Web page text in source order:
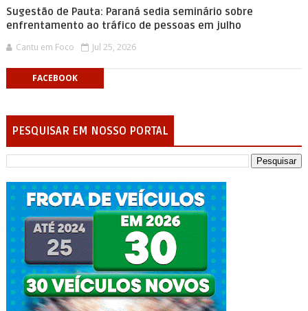
Sugestão de Pauta: Paraná sedia seminário sobre
enfrentamento ao tráfico de pessoas em julho
Cantu em Foco Jul 25, 2026
FACEBOOK
PESQUISAR EM NOSSO PORTAL